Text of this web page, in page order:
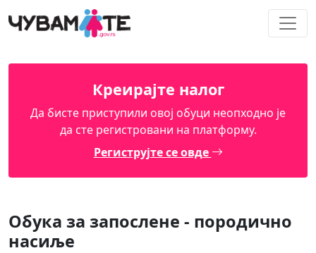
Креирајте налог
Да бисте приступили овој обуци неопходно је
да сте регистровани на платформу.
Региструјте се овде
Обука за запослене - породично
насиље